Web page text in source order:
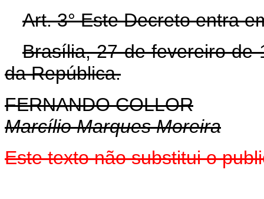
Art. 3° Este Decreto entra
Brasília, 27 de fevereiro de
da República.
FERNANDO COLLOR
Marcílio Marques Moreira
Este texto não substitui o